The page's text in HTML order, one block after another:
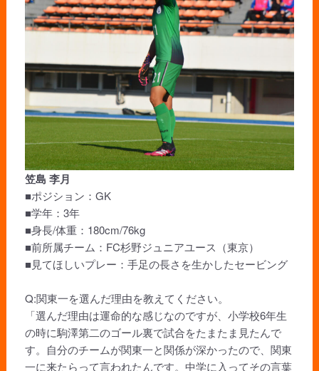
笠島 李月
■ポジション：GK
■学年：3年
■身長/体重：180cm/76kg
■前所属チーム：FC杉野ジュニアユース（東京）
■見てほしいプレー：手足の長さを生かしたセービング
Q:関東一を選んだ理由を教えてください。
「選んだ理由は運命的な感じなのですが、小学校6年生
の時に駒澤第二のゴール裏で試合をたまたま見たんで
す。自分のチームが関東一と関係が深かったので、関東
一に来たらって言われたんです。中学に入ってその言葉